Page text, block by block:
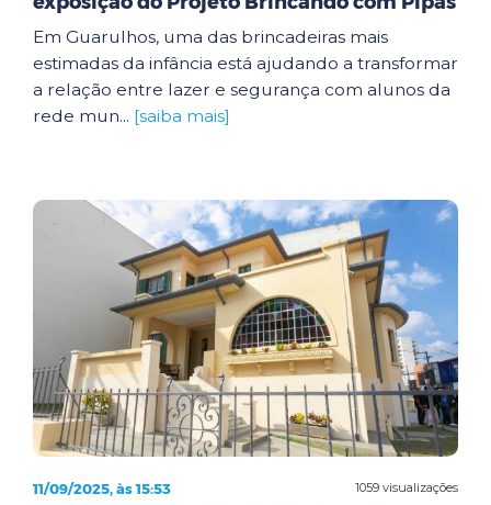
Em Guarulhos, uma das brincadeiras mais
estimadas da infância está ajudando a transformar
a relação entre lazer e segurança com alunos da
rede mun... [saiba mais]
1059 visualizações
11/09/2025, às 15:53